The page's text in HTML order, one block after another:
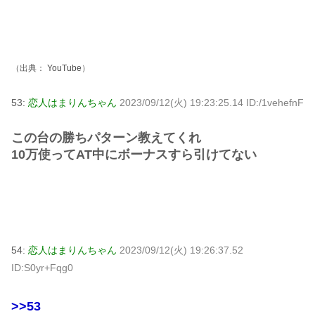
（出典： YouTube ）
53: 恋人はまりんちゃん 2023/09/12(火) 19:23:25.14 ID:/1vehefnF
この台の勝ちパターン教えてくれ
10万使ってAT中にボーナスすら引けてない
54: 恋人はまりんちゃん 2023/09/12(火) 19:26:37.52
ID:S0yr+Fqg0
>>53